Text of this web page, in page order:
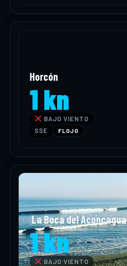
Horcón
1 kn
BAJO VIENTO
SSE
FLOJO
La Boca del Aconcagua
1 kn
BAJO VIENTO